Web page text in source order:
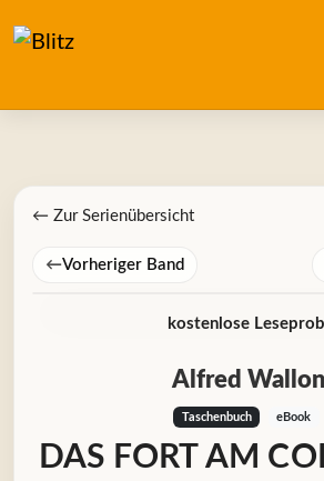
← Zur Serienübersicht
←Vorheriger Band
kostenlose
Alfred Wallon
Taschenbuch eBook
DAS FORT AM